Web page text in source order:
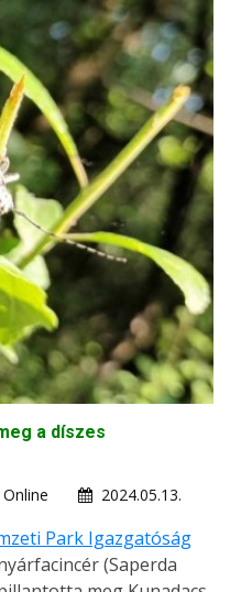
a díszes
2024.05.13.
Park Igazgatóság
(Saperda